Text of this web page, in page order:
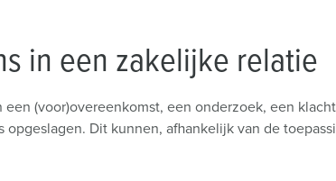
in een zakelijke relatie
(voor)overeenkomst, een onderzoek, een
Dit kunnen, afhankelijk van de